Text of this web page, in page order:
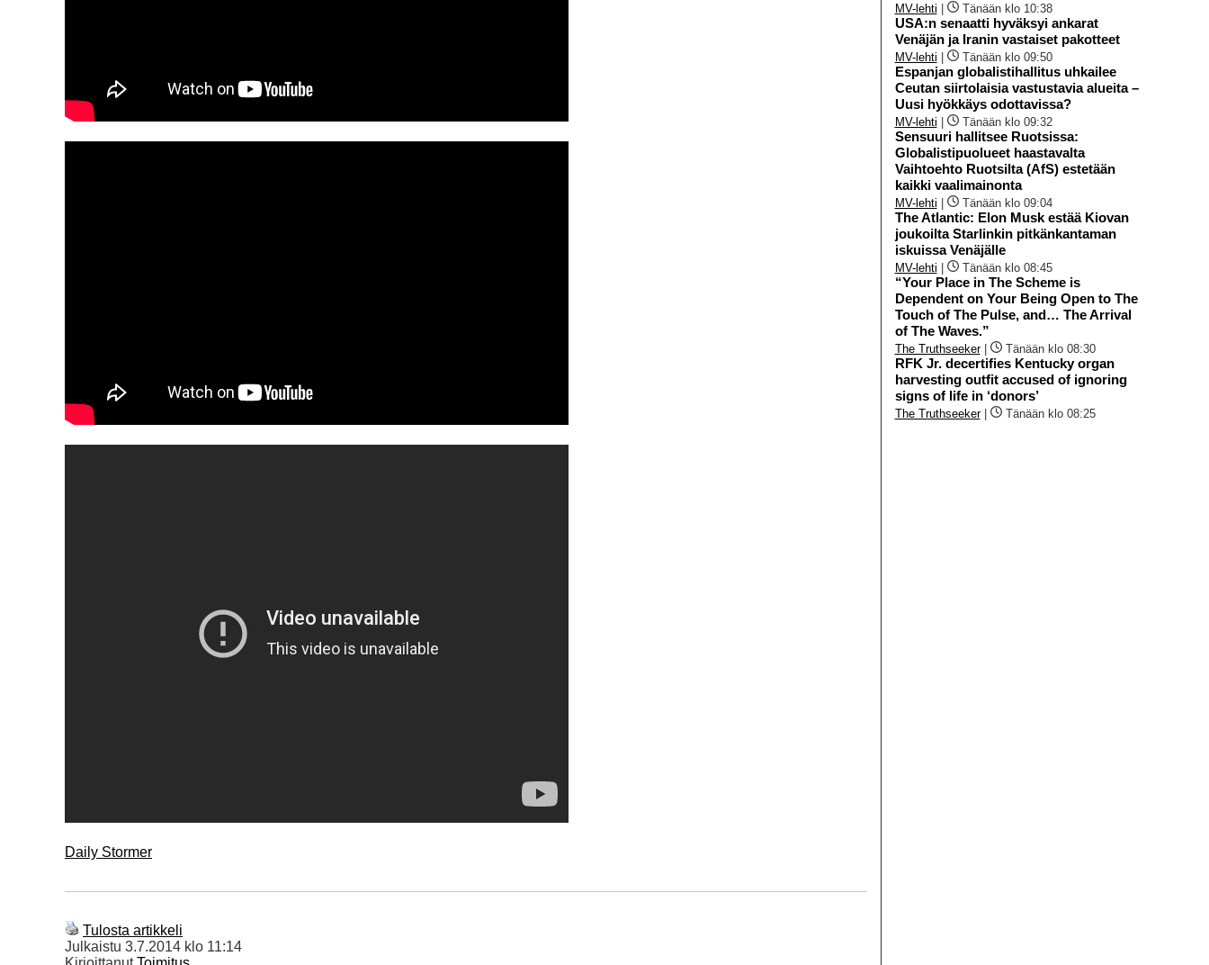
Daily Stormer
Tulosta artikkeli
Julkaistu 3.7.2014 klo 11:14
MV-lehti Tänään klo 10:38
USA:n senaatti hyväksyi ankarat
Venäjän ja Iranin vastaiset pakotteet
MV-lehti Tänään klo 09:50
Espanjan globalistihallitus uhkailee
Ceutan siirtolaisia vastustavia alueita –
Uusi hyökkäys odottavissa?
MV-lehti Tänään klo 09:32
Sensuuri hallitsee Ruotsissa:
Globalistipuolueet haastavalta
Vaihtoehto Ruotsilta (AfS) estetään
kaikki vaalimainonta
MV-lehti Tänään klo 09:04
The Atlantic: Elon Musk estää Kiovan
joukoilta Starlinkin pitkänkantaman
iskuissa Venäjälle
MV-lehti Tänään klo 08:45
“Your Place in The Scheme is
Dependent on Your Being Open to The
Touch of The Pulse, and… The Arrival
of The Waves.”
The Truthseeker| Tänään klo 08:30
RFK Jr. decertifies Kentucky organ
harvesting outfit accused of ignoring
signs of life in ‘donors’
The Truthseeker| Tänään klo 08:25